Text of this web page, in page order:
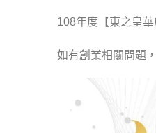
108年度【東之皇
如有創業相關問題